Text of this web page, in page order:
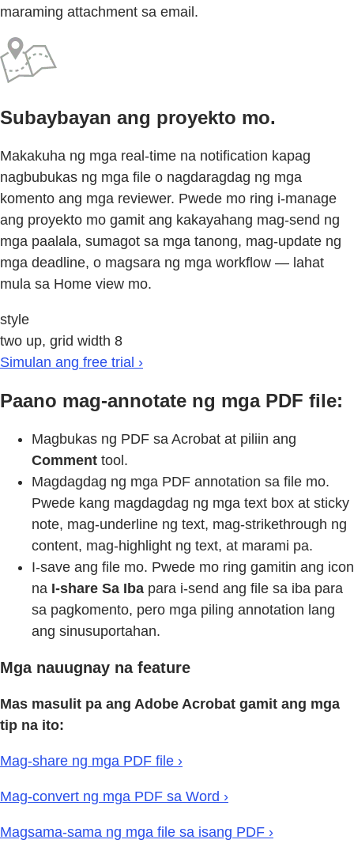
maraming attachment sa email.
Subaybayan ang proyekto mo.
Makakuha ng mga real-time na notification kapag
nagbubukas ng mga file o nagdaragdag ng mga
komento ang mga reviewer. Pwede mo ring i-manage
ang proyekto mo gamit ang kakayahang mag-send ng
mga paalala, sumagot sa mga tanong, mag-update ng
mga deadline, o magsara ng mga workflow — lahat
mula sa Home view mo.
style
two up, grid width 8
Simulan ang free trial ›
Paano mag-annotate ng mga PDF file:
Magbukas ng PDF sa Acrobat at piliin ang
Comment tool.
Magdagdag ng mga PDF annotation sa file mo.
Pwede kang magdagdag ng mga text box at sticky
note, mag-underline ng text, mag-strikethrough ng
content, mag-highlight ng text, at marami pa.
I-save ang file mo. Pwede mo ring gamitin ang icon
na I-share Sa Iba para i-send ang file sa iba para
sa pagkomento, pero mga piling annotation lang
ang sinusuportahan.
Mga nauugnay na feature
Mas masulit pa ang Adobe Acrobat gamit ang mga
tip na ito:
Mag-share ng mga PDF file ›
Mag-convert ng mga PDF sa Word ›
Magsama-sama ng mga file sa isang PDF ›